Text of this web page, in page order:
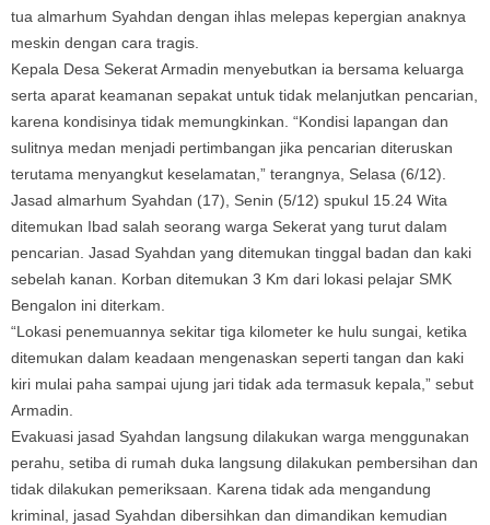
tua almarhum Syahdan dengan ihlas melepas kepergian anaknya
meskin dengan cara tragis.
Kepala Desa Sekerat Armadin menyebutkan ia bersama keluarga
serta aparat keamanan sepakat untuk tidak melanjutkan pencarian,
karena kondisinya tidak memungkinkan. “Kondisi lapangan dan
sulitnya medan menjadi pertimbangan jika pencarian diteruskan
terutama menyangkut keselamatan,” terangnya, Selasa (6/12).
Jasad almarhum Syahdan (17), Senin (5/12) spukul 15.24 Wita
ditemukan Ibad salah seorang warga Sekerat yang turut dalam
pencarian. Jasad Syahdan yang ditemukan tinggal badan dan kaki
sebelah kanan. Korban ditemukan 3 Km dari lokasi pelajar SMK
Bengalon ini diterkam.
“Lokasi penemuannya sekitar tiga kilometer ke hulu sungai, ketika
ditemukan dalam keadaan mengenaskan seperti tangan dan kaki
kiri mulai paha sampai ujung jari tidak ada termasuk kepala,” sebut
Armadin.
Evakuasi jasad Syahdan langsung dilakukan warga menggunakan
perahu, setiba di rumah duka langsung dilakukan pembersihan dan
tidak dilakukan pemeriksaan. Karena tidak ada mengandung
kriminal, jasad Syahdan dibersihkan dan dimandikan kemudian